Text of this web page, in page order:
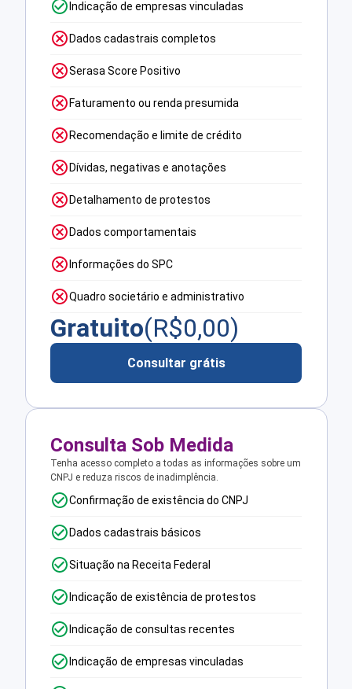
Indicação de empresas vinculadas
Dados cadastrais completos
Serasa Score Positivo
Faturamento ou renda presumida
Recomendação e limite de crédito
Dívidas, negativas e anotações
Detalhamento de protestos
Dados comportamentais
Informações do SPC
Quadro societário e administrativo
Gratuito(R$0,00)
Consultar grátis
Consulta Sob Medida
Tenha acesso completo a todas as informações sobre um
CNPJ e reduza riscos de inadimplência.
Confirmação de existência do CNPJ
Dados cadastrais básicos
Situação na Receita Federal
Indicação de existência de protestos
Indicação de consultas recentes
Indicação de empresas vinculadas